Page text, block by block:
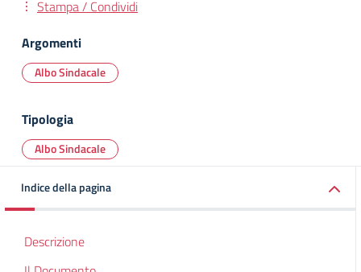
Stampa / Condividi
Argomenti
Albo Sindacale
Tipologia
Albo Sindacale
Indice della pagina
Descrizione